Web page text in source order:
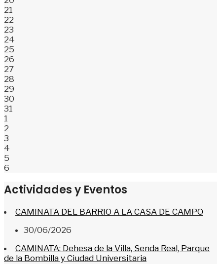
21
22
23
24
25
26
27
28
29
30
31
1
2
3
4
5
6
Actividades y Eventos
CAMINATA DEL BARRIO A LA CASA DE CAMPO
30/06/2026
CAMINATA: Dehesa de la Villa, Senda Real, Parque
de la Bombilla y Ciudad Universitaria